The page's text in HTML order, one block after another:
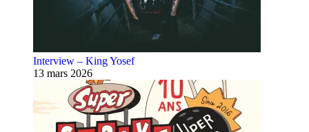
Interview – King Yosef
13 mars 2026